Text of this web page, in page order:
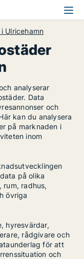
Ulricehamn
analyserar
Data
och
kan du analysera
på marknaden i
inom
på olika
rum, radhus,
övriga
hyresvärdar,
rådgivare och
för att
och